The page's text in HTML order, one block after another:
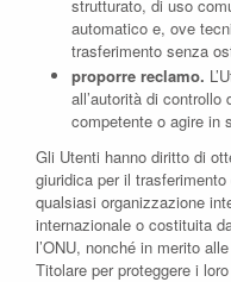
strutturato, di uso
automatico e, ove
trasferimento senza
proporre reclamo.
all’autorità di controllo
competente o agire in
Gli Utenti hanno diritto di
giuridica per il
qualsiasi organizzazione
internazionale o costituita
l’ONU, nonché in merito
Titolare per proteggere i